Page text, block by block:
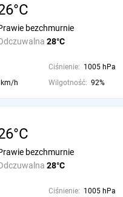
28°C
bezchmurnie
Ciśnienie: 1005 hPa
h Wilgotność: 92%
28°C
bezchmurnie
Ciśnienie: 1005 hPa